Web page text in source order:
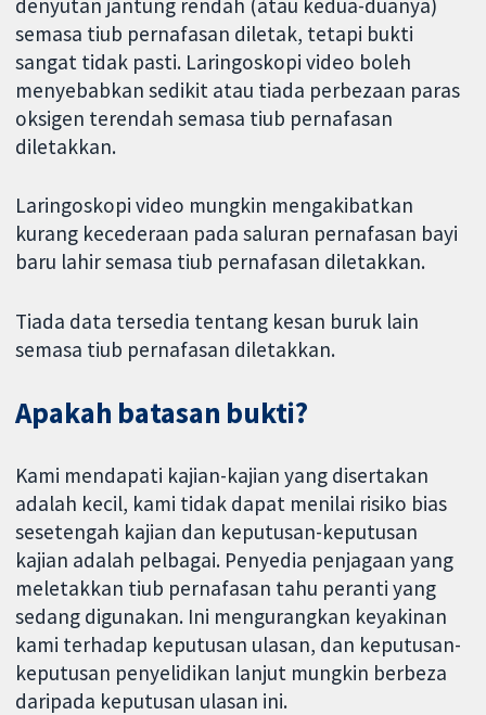
semasa tiub pernafasan diletak, tetapi bukti
sangat tidak pasti. Laringoskopi video boleh
menyebabkan sedikit atau tiada perbezaan paras
oksigen terendah semasa tiub pernafasan
diletakkan.
Laringoskopi video mungkin mengakibatkan
kurang kecederaan pada saluran pernafasan bayi
baru lahir semasa tiub pernafasan diletakkan.
Tiada data tersedia tentang kesan buruk lain
semasa tiub pernafasan diletakkan.
Apakah batasan bukti?
Kami mendapati kajian-kajian yang disertakan
adalah kecil, kami tidak dapat menilai risiko bias
sesetengah kajian dan keputusan-keputusan
kajian adalah pelbagai. Penyedia penjagaan yang
meletakkan tiub pernafasan tahu peranti yang
sedang digunakan. Ini mengurangkan keyakinan
kami terhadap keputusan ulasan, dan keputusan-
keputusan penyelidikan lanjut mungkin berbeza
daripada keputusan ulasan ini.